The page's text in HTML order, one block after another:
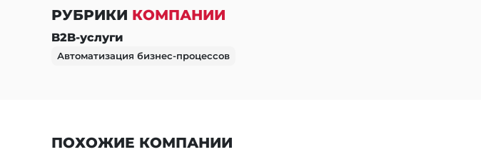
РУБРИКИ КОМПАНИИ
B2B-услуги
Автоматизация бизнес-процессов
ПОХОЖИЕ КОМПАНИИ